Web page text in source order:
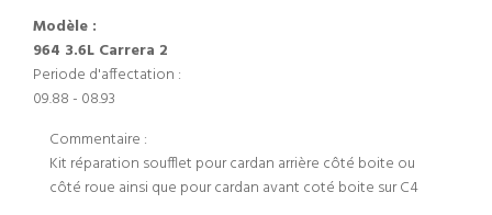
Modèle :
964 3.6L Carrera 2
Periode d'affectation :
09.88 - 08.93
Commentaire :
Kit réparation soufflet pour cardan arrière côté boite ou
côté roue ainsi que pour cardan avant coté boite sur C4